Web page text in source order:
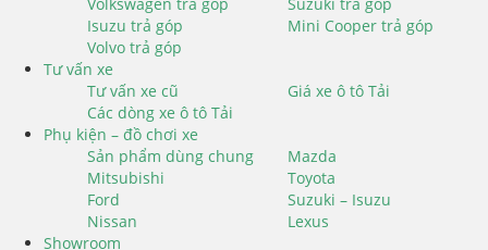
Isuzu trả góp
Mini Cooper trả góp
Volvo trả góp
Tư vấn xe
Tư vấn xe cũ
Giá xe ô tô Tải
Các dòng xe ô tô Tải
Phụ kiện – đồ chơi xe
Sản phẩm dùng chung
Mazda
Mitsubishi
Toyota
Ford
Suzuki – Isuzu
Nissan
Lexus
Showroom